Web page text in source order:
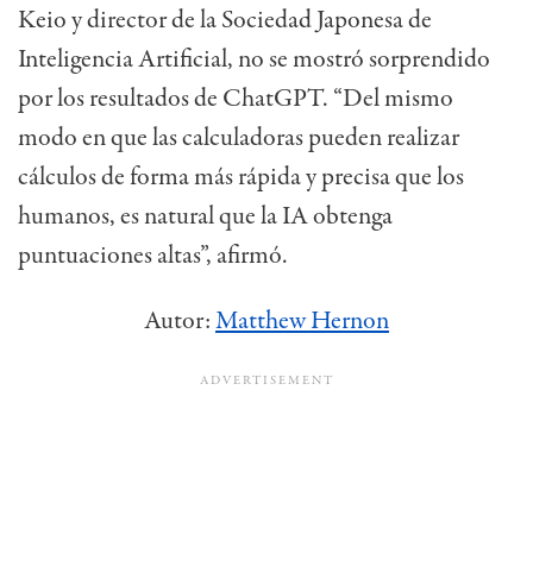
Keio y director de la Sociedad Japonesa de
Inteligencia Artificial, no se mostró sorprendido
por los resultados de ChatGPT. “Del mismo
modo en que las calculadoras pueden realizar
cálculos de forma más rápida y precisa que los
humanos, es natural que la IA obtenga
puntuaciones altas”, afirmó.
Autor:Matthew Hernon